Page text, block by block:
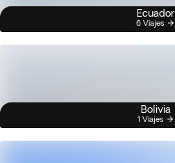
Ecuador
6 Viajes
Bolivia
1 Viajes